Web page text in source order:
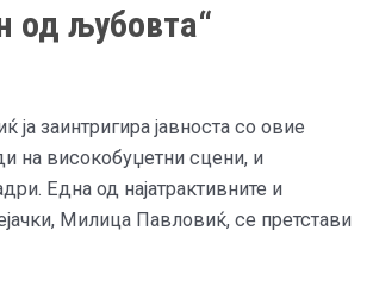
од љубовта“
заинтригира јавноста со овие
на високобуџетни сцени, и
Една од најатрактивните и
Милица Павловиќ, се претстави